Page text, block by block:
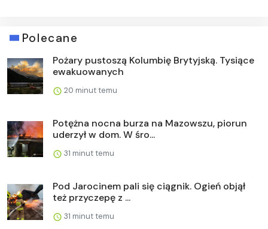
Polecane
Pożary pustoszą Kolumbię Brytyjską. Tysiące
ewakuowanych
20 minut temu
Potężna nocna burza na Mazowszu, piorun
uderzył w dom. W śro...
31 minut temu
Pod Jarocinem pali się ciągnik. Ogień objął
też przyczepę z ...
31 minut temu